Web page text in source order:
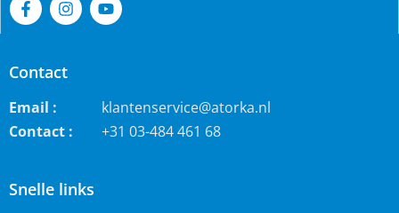
Snelle links
Contact
Email :
klantenservice@atorka.nl
Contact :
+31 03-484 461 68